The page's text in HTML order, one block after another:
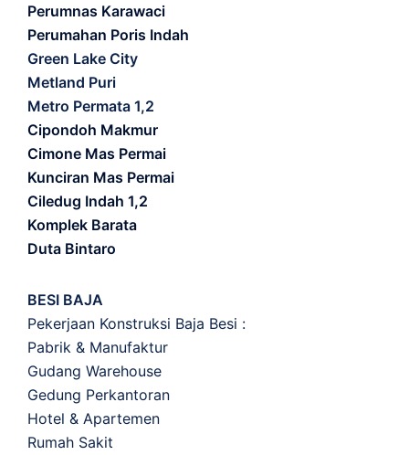
Perumnas Karawaci
Perumahan Poris Indah
Green Lake City
Metland Puri
Metro Permata 1,2
Cipondoh Makmur
Cimone Mas Permai
Kunciran Mas Permai
Ciledug Indah 1,2
Komplek Barata
Duta Bintaro
BESI BAJA
Pekerjaan Konstruksi Baja Besi :
Pabrik & Manufaktur
Gudang Warehouse
Gedung Perkantoran
Hotel & Apartemen
Rumah Sakit